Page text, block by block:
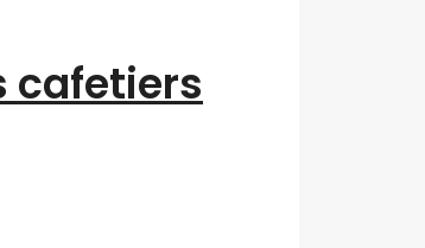
cafetiers